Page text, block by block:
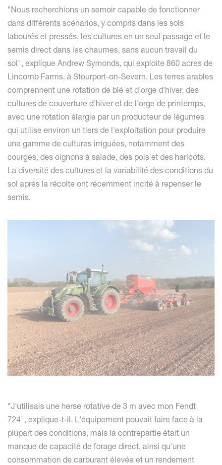
"Nous recherchions un semoir capable de fonctionner
dans différents scénarios, y compris dans les sols
labourés et pressés, les cultures en un seul passage et le
semis direct dans les chaumes, sans aucun travail du
sol", explique Andrew Symonds, qui exploite 860 acres de
Lincomb Farms, à Stourport-on-Severn. Les terres arables
comprennent une rotation de blé et d'orge d'hiver, des
cultures de couverture d'hiver et de l'orge de printemps,
avec une rotation élargie par un producteur de légumes
qui utilise environ un tiers de l'exploitation pour produire
une gamme de cultures irriguées, notamment des
courges, des oignons à salade, des pois et des haricots.
La diversité des cultures et la variabilité des conditions du
sol après la récolte ont récemment incité à repenser le
semis.
"J'utilisais une herse rotative de 3 m avec mon Fendt
724", explique-t-il. L'équipement pouvait faire face à la
plupart des conditions, mais la contrepartie était un
manque de capacité de forage direct, ainsi qu'une
consommation de carburant élevée et un rendement